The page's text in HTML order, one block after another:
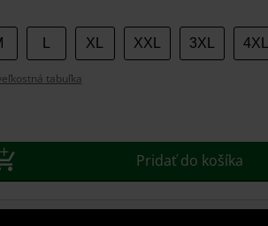
XL XXL 3XL 4XL
tabuľka
Pridať do košíka